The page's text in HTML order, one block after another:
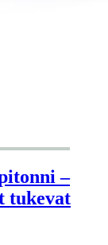
–
tukevat